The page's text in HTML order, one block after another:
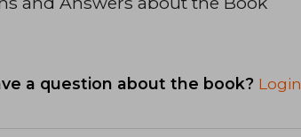
a question about the book? Login